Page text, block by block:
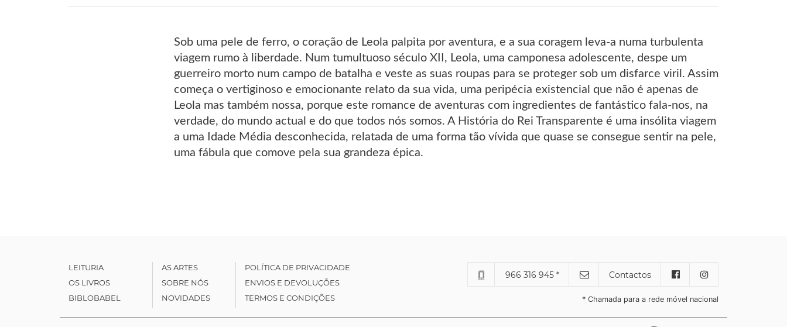
Sob uma pele de ferro, o coração de Leola palpita por aventura, e a sua coragem leva-a numa turbulenta
viagem rumo à liberdade. Num tumultuoso século XII, Leola, uma camponesa adolescente, despe um
guerreiro morto num campo de batalha e veste as suas roupas para se proteger sob um disfarce viril. Assim
começa o vertiginoso e emocionante relato da sua vida, uma peripécia existencial que não é apenas de
Leola mas também nossa, porque este romance de aventuras com ingredientes de fantástico fala-nos, na
verdade, do mundo actual e do que todos nós somos. A História do Rei Transparente é uma insólita viagem
a uma Idade Média desconhecida, relatada de uma forma tão vívida que quase se consegue sentir na pele,
uma fábula que comove pela sua grandeza épica.
LEITURIA
OS LIVROS
BIBLOBABEL
AS ARTES
SOBRE NÓS
NOVIDADES
POLÍTICA DE PRIVACIDADE
ENVIOS E DEVOLUÇÕES
TERMOS E CONDIÇÕES
966 316 945 * Contactos
* Chamada para a rede móvel nacional